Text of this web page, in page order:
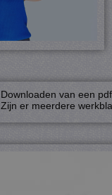
Downloaden van een
Zijn er meerdere